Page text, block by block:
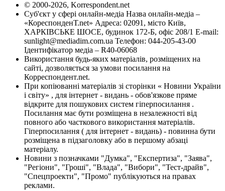
© 2000-2026, Korrespondent.net
Суб'єкт у сфері онлайн-медіа Назва онлайн-медіа –
«КореспонденТ.net» Адреса: 02091, місто Київ,
ХАРКІВСЬКЕ ШОСЕ, будинок 172-Б, офіс 208/1 E-mail:
sunlight@mediadim.com.ua Телефон: 044-205-43-00
Ідентифікатор медіа – R40-06068
Використання будь-яких матеріалів, розміщених на
сайті, дозволяється за умови посилання на
Корреспондент.net.
При копіюванні матеріалів зі сторінки « Новини України
і світу» , для інтернет - видань - обов'язкове пряме
відкрите для пошукових систем гіперпосилання .
Посилання має бути розміщена в незалежності від
повного або часткового використання матеріалів.
Гіперпосилання ( для інтернет - видань) - повинна бути
розміщена в підзаголовку або в першому абзаці
матеріалу.
Новини з позначками "Думка", "Експертиза", "Заява",
"Регіони", "Гроші", "Влада", "Вибори", "Тест-драйв",
"Спецпроекти", "Промо" публікуються на правах
реклами.